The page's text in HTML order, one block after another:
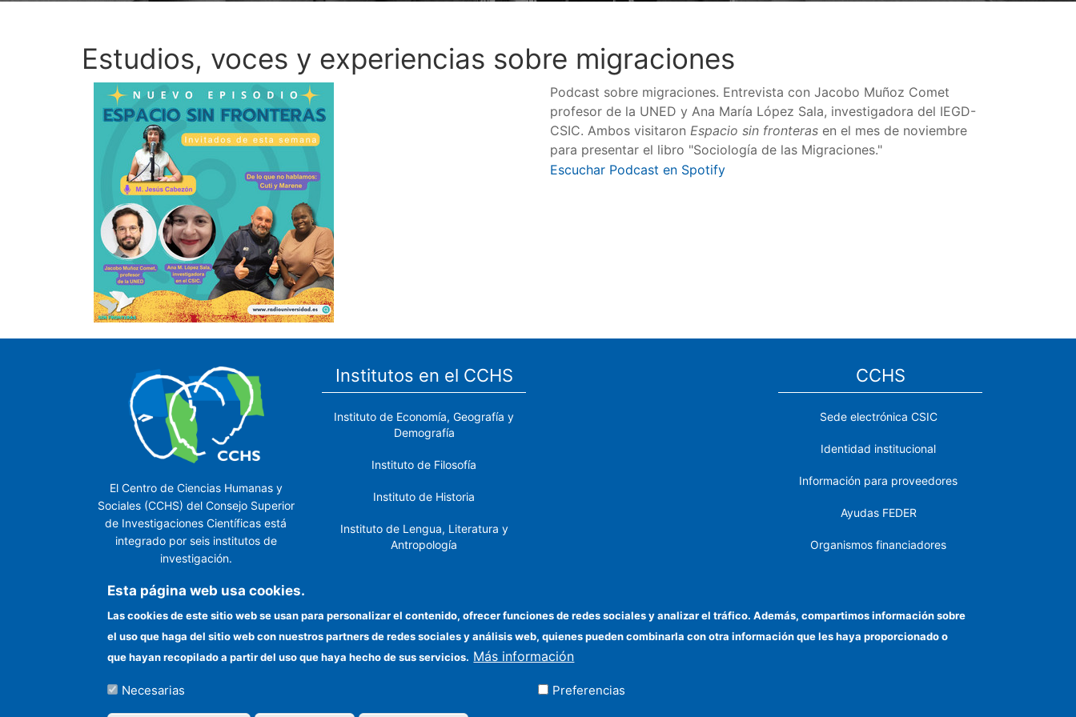
Estudios, voces y experiencias sobre migraciones
Podcast sobre migraciones. Entrevista con Jacobo Muñoz Comet
profesor de la UNED y Ana María López Sala, investigadora del IEGD-
CSIC. Ambos visitaron Espacio sin fronteras en el mes de noviembre
para presentar el libro "Sociología de las Migraciones."
Escuchar Podcast en Spotify
El Centro de Ciencias Humanas y
Sociales (CCHS) del Consejo Superior
de Investigaciones Científicas está
integrado por seis institutos de
investigación.
Institutos en el CCHS
Instituto de Economía, Geografía y
Demografía
Instituto de Filosofía
Instituto de Historia
Instituto de Lengua, Literatura y
Antropología
Próximo
Instituto de Políticas y Bienes
Públicos
CCHS
Sede electrónica CSIC
Identidad institucional
Información para proveedores
Ayudas FEDER
Organismos financiadores
Cómo llegar
Esta página web usa cookies.
Las cookies de este sitio web se usan para personalizar el contenido, ofrecer funciones de redes sociales y analizar el tráfico. Además, compartimos información sobre
el uso que haga del sitio web con nuestros partners de redes sociales y análisis web, quienes pueden combinarla con otra información que les haya proporcionado o
que hayan recopilado a partir del uso que haya hecho de sus servicios. Más información
Necesarias Preferencias